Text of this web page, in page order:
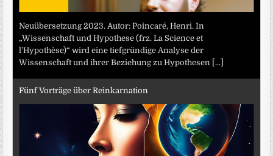
Neuübersetzung 2023. Autor: Poincaré, Henri. In
„Wissenschaft und Hypothese (frz. La Science et
l’Hypothèse)“ wird eine tiefgründige Analyse der
Wissenschaft und ihrer Beziehung zu Hypothesen
[...]
Fünf Vorträge über Reinkarnation